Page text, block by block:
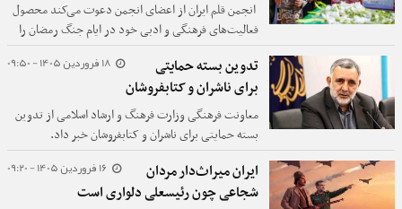
انجمن قلم ایران از اعضای انجمن دعوت می‌کند محصول
فعالیت‌های فرهنگی و ادبی خود در ایام جنگ رمضان را
برای انتشار در گروه رسانه‌ها در اختیار انجمن قلم ایران
قرار دهند.
18 فروردین 1405 - 09:50
تدوین بسته حمایتی
برای ناشران و کتابفروشان
معاونت فرهنگی وزارت فرهنگ و ارشاد اسلامی از تدوین
بسته حمایتی برای ناشران و کتابفروشان خبر داد.
16 فروردین 1405 - 09:20
ایران میراث‌دار مردان
شجاعی چون رئیسعلی دلواری است